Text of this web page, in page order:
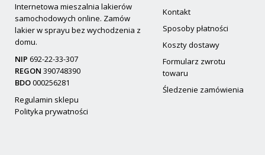
Internetowa mieszalnia lakierów
samochodowych online. Zamów
lakier w sprayu bez wychodzenia z
domu.
NIP 692-22-33-307
REGON 390748390
BDO000256281
Regulamin sklepu
Polityka prywatności
Kontakt
Sposoby płatności
Koszty dostawy
Formularz zwrotu
towaru
Śledzenie zamówienia